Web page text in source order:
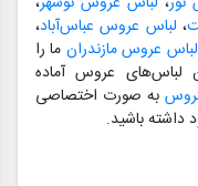
، لباس عروس عباس‌آباد،
لباس عروس مازندران ما را
لباس‌های عروس آماده
به صورت اختصاصی
داشته باشید.